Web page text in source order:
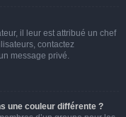
il leur est attribué un chef
contactez
message privé.
une couleur différente ?